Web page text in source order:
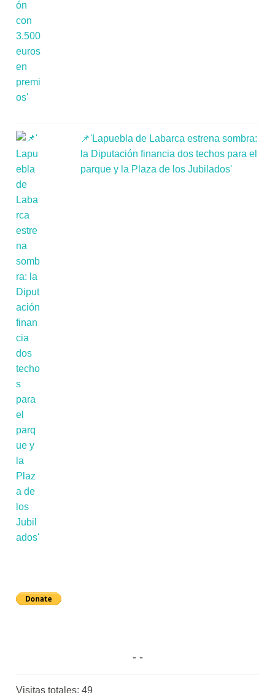
📌'Lapuebla de Labarca estrena sombra:
la Diputación financia dos techos para el
parque y la Plaza de los Jubilados'
Visitas totales:49